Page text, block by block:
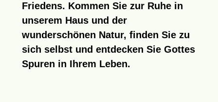
Friedens. Kommen Sie zur Ruhe in
unserem Haus und der
wunderschönen Natur, finden Sie zu
sich selbst und entdecken Sie Gottes
Spuren in Ihrem Leben.